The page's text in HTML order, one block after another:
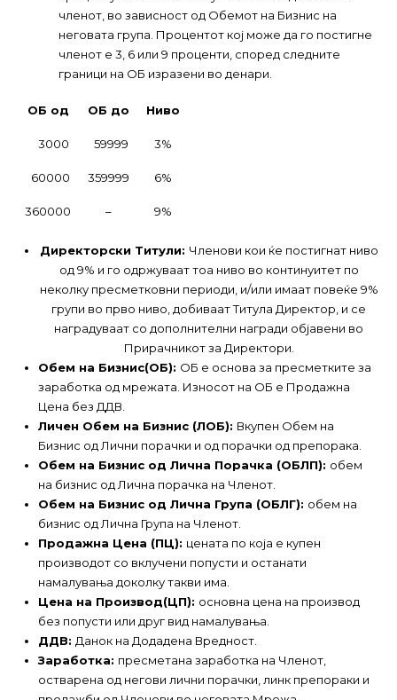
членот, во зависност од Обемот на Бизнис на
неговата група. Процентот кој може да го постигне
членот е 3, 6 или 9 проценти, според следните
граници на ОБ изразени во денари.
ОБ од ОБ до Ниво
3000 59999 3%
60000 359999 6%
360000 – 9%
Директорски Титули: Членови кои ќе постигнат ниво
од 9% и го одржуваат тоа ниво во континуитет по
неколку пресметковни периоди, и/или имаат повеќе 9%
групи во прво ниво, добиваат Титула Директор, и се
наградуваат со дополнителни награди објавени во
Прирачникот за Директори.
Обем на Бизнис(ОБ): ОБ е основа за пресметките за
заработка од мрежата. Износот на ОБ е Продажна
Цена без ДДВ.
Личен Обем на Бизнис (ЛОБ): Вкупен Обем на
Бизнис од Лични порачки и од порачки од препорака.
Обем на Бизнис од Лична Порачка (ОБЛП): обем
на бизнис од Лична порачка на Членот.
Обем на Бизнис од Лична Група (ОБЛГ): обем на
бизнис од Лична Група на Членот.
Продажна Цена (ПЦ): цената по која е купен
производот со вклучени попусти и останати
намалувања доколку такви има.
Цена на Производ(ЦП): основна цена на производ
без попусти или друг вид намалувања.
ДДВ: Данок на Додадена Вредност.
Заработка: пресметана заработка на Членот,
остварена од негови лични порачки, линк препораки и